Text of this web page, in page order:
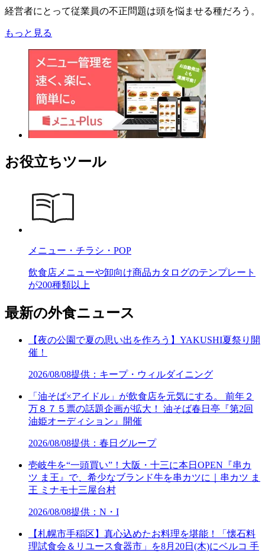
経営者にとって従業員の不正問題は頭を悩ませる種だろう。
もっと見る
お役立ちツール
メニュー・チラシ・POP
飲食店メニューや卸向け商品カタログのテンプレート
が200種類以上
最新の外食ニュース
【夜の公園で夏の思い出を作ろう】YAKUSHI夏祭り開
催！
2026/08/08提供：キープ・ウィルダイニング
「油そば×アイドル」が飲食店を元気にする。 前年２
万８７５票の話題企画が拡大！ 油そば春日亭『第2回
油姫オーディション』開催
2026/08/08提供：春日グループ
壱岐牛を“一頭買い”！大阪・十三に本日OPEN『串カ
ツ ま王』で、希少なブランド牛を串カツに｜串カツ ま
王 ミナモ十三屋台村
2026/08/08提供：N・I
【札幌市手稲区】真心込めたお料理を堪能！「懐石料
理試食会＆リユース食器市」を8月20日(木)にベルコ 手